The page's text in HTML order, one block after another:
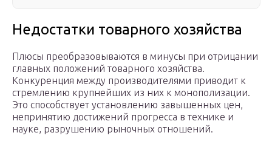
Недостатки товарного хозяйства
Плюсы преобразовываются в минусы при отрицании
главных положений товарного хозяйства.
Конкуренция между производителями приводит к
стремлению крупнейших из них к монополизации.
Это способствует установлению завышенных цен,
непринятию достижений прогресса в технике и
науке, разрушению рыночных отношений.